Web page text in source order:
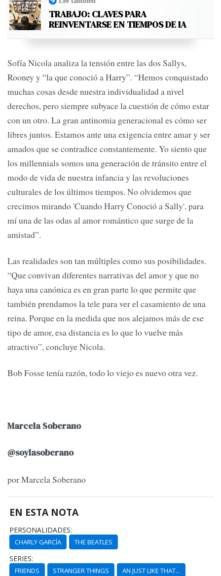
TRABAJO: CLAVES PARA
REINVENTARSE EN TIEMPOS DE IA
Sofía Nicola analiza la tensión entre las dos Sallys,
Rooney y “la que conoció a Harry”. “Hemos conquistado
muchas cosas desde nuestra individualidad a nivel
derechos, pero siempre subyace la cuestión de cómo estar
con un otro. La gran antinomia generacional es cómo ser
libres juntos. Estamos ante una exigencia entre amar y ser
amados que se contradice constantemente. Yo siento que
los millennials somos una generación de tránsito entre el
modo de vida de nuestra infancia y las revoluciones
culturales de los últimos tiempos. No olvidemos que
crecimos mirando 'Cuando Harry Conoció a Sally', para
mí una de las odas al amor romántico que surge de la
amistad”.
Las realidades son tan múltiples como sus posibilidades.
“Que convivan diferentes narrativas del amor y que no
haya una canónica es en gran parte lo que permite que
también prendamos la tele para ver el casamiento de una
reina. Porque en la medida que nos alejamos más de ese
tipo de amor, esa distancia es lo que lo vuelve más
atractivo”, concluye Nicola.
Bob Fosse tenía razón, todo lo viejo es nuevo otra vez.
Marcela Soberano
@soylasoberano
por Marcela Soberano
EN ESTA NOTA
PERSONALIDADES:
CHARLY GARCÍA THE BEATLES
SERIES:
FRIENDS STRANGER THINGS
AN JUST LIKE THAT...